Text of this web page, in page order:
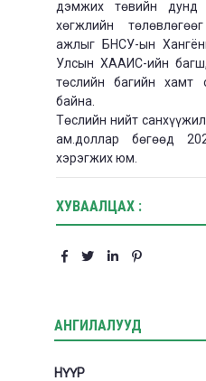
дэмжих төвийн дунд
хөгжлийн
ажлыг БНСУ-ын
Улсын ХААИС-ийн
төслийн багийн хамт
байна.
Төслийн нийт
ам.доллар бөгөөд
хэрэгжих юм.
ХУВААЛЦАХ :
АНГИЛАЛУУД
НҮҮР